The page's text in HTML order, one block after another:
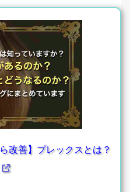
改善】プレックスとは？